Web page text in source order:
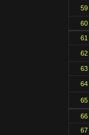
59
60
61
62
63
64
65
66
67